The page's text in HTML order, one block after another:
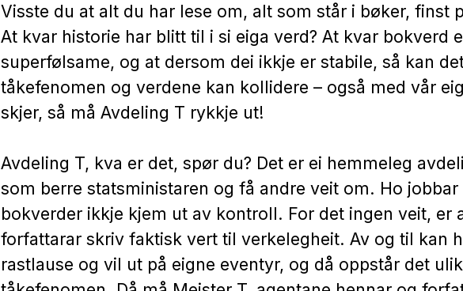
Visste du at alt du har lese om, alt som står i bøker, finst
At kvar historie har blitt til i si eiga verd? At kvar bokverd
superfølsame, og at dersom dei ikkje er stabile, så kan
tåkefenomen og verdene kan kollidere – også med vår
skjer, så må Avdeling T rykkje ut!
Avdeling T, kva er det, spør du? Det er ei hemmeleg
som berre statsministaren og få andre veit om. Ho
bokverder ikkje kjem ut av kontroll. For det ingen veit, er
forfattarar skriv faktisk vert til verkelegheit. Av og til kan
rastlause og vil ut på eigne eventyr, og då oppstår det